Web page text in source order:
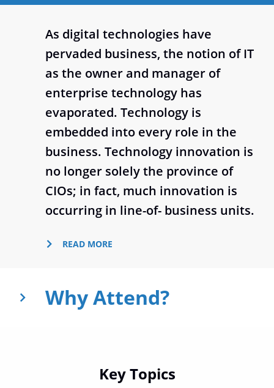
As digital technologies have
pervaded business, the notion of IT
as the owner and manager of
enterprise technology has
evaporated. Technology is
embedded into every role in the
business. Technology innovation is
no longer solely the province of
CIOs; in fact, much innovation is
occurring in line-of- business units.
Why Attend?
Key Topics